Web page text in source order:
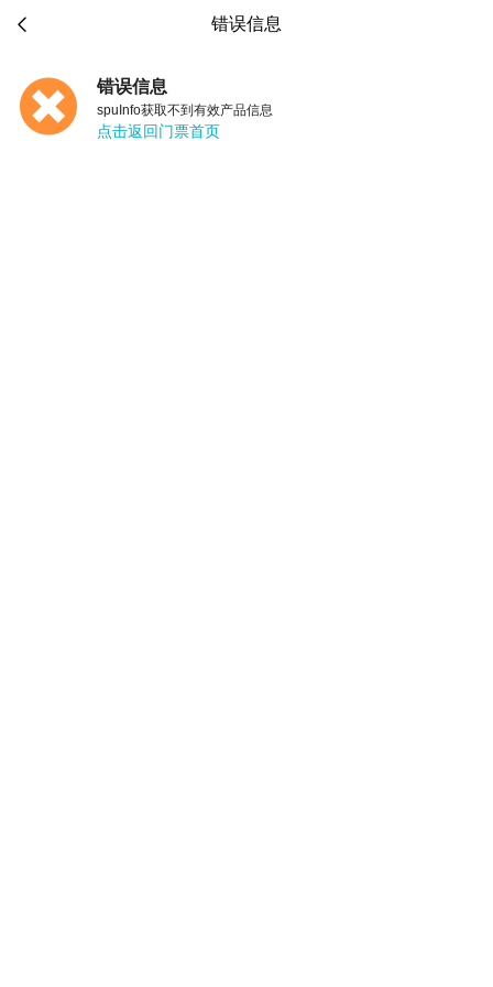
 错误信息
错误信息
spuInfo获取不到有效产品信息
点击返回门票首页